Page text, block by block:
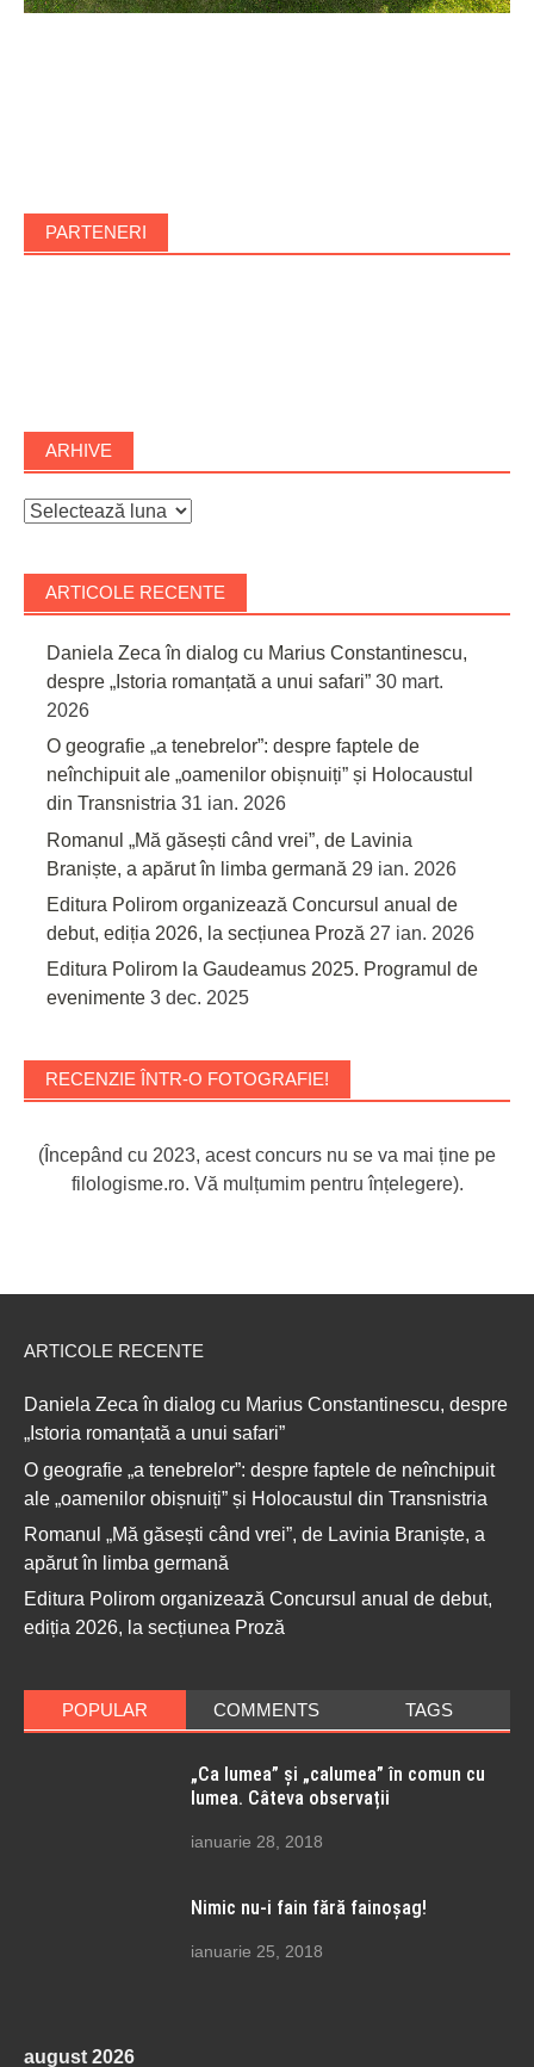
PARTENERI
ARHIVE
Arhive
ARTICOLE RECENTE
Daniela Zeca în dialog cu Marius Constantinescu,
despre „Istoria romanțată a unui safari” 30 mart.
2026
O geografie „a tenebrelor”: despre faptele de
neînchipuit ale „oamenilor obișnuiți” și Holocaustul
din Transnistria 31 ian. 2026
Romanul „Mă găsești când vrei”, de Lavinia
Braniște, a apărut în limba germană 29 ian. 2026
Editura Polirom organizează Concursul anual de
debut, ediția 2026, la secțiunea Proză 27 ian. 2026
Editura Polirom la Gaudeamus 2025. Programul de
evenimente 3 dec. 2025
RECENZIE ÎNTR-O FOTOGRAFIE!
(Începând cu 2023, acest concurs nu se va mai ține pe
filologisme.ro. Vă mulțumim pentru înțelegere).
ARTICOLE RECENTE
Daniela Zeca în dialog cu Marius Constantinescu, despre
„Istoria romanțată a unui safari”
O geografie „a tenebrelor”: despre faptele de neînchipuit
ale „oamenilor obișnuiți” și Holocaustul din Transnistria
Romanul „Mă găsești când vrei”, de Lavinia Braniște, a
apărut în limba germană
Editura Polirom organizează Concursul anual de debut,
ediția 2026, la secțiunea Proză
POPULAR COMMENTS TAGS
„Ca lumea” și „calumea” în comun cu
lumea. Câteva observații
ianuarie 28, 2018
Nimic nu-i fain fără fainoșag!
ianuarie 25, 2018
august 2026